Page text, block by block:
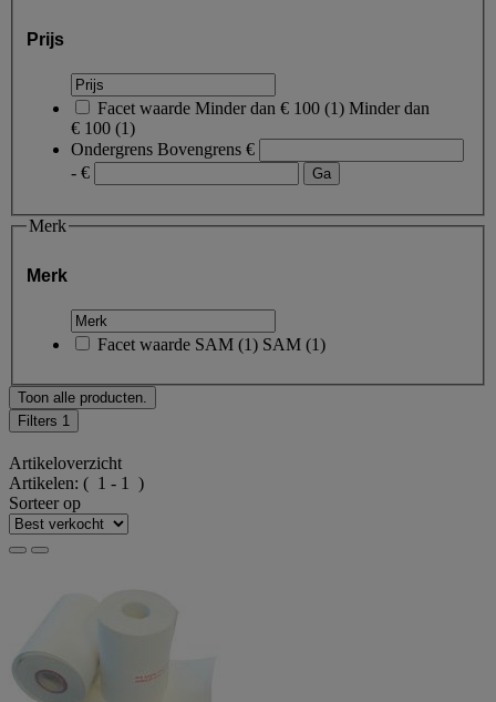
Prijs
Facet waarde Minder dan € 100 (1) Minder dan
€ 100 (1)
Ondergrens Bovengrens €
- €
Merk
Merk
Facet waarde SAM (1) SAM (1)
Toon alle producten.
Filters 1
Artikeloverzicht
Artikelen: ( 1 - 1 )
Sorteer op